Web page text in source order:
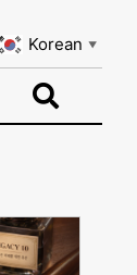
Korean ▼